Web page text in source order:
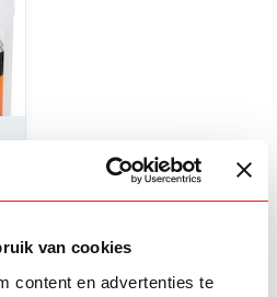
van cookies
content en advertenties te